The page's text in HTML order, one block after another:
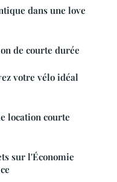
dans une love
de courte durée
votre vélo idéal
location courte
sur l'Économie